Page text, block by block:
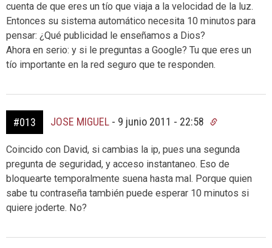
cuenta de que eres un tío que viaja a la velocidad de la luz.
Entonces su sistema automático necesita 10 minutos para
pensar: ¿Qué publicidad le enseñamos a Dios?
Ahora en serio: y si le preguntas a Google? Tu que eres un
tío importante en la red seguro que te responden.
#013 JOSE MIGUEL - 9 junio 2011 - 22:58
Coincido con David, si cambias la ip, pues una segunda
pregunta de seguridad, y acceso instantaneo. Eso de
bloquearte temporalmente suena hasta mal. Porque quien
sabe tu contraseña también puede esperar 10 minutos si
quiere joderte. No?